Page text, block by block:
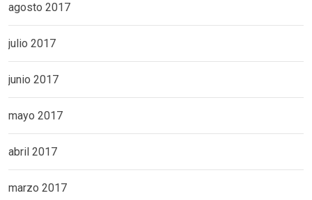
agosto 2017
julio 2017
junio 2017
mayo 2017
abril 2017
marzo 2017